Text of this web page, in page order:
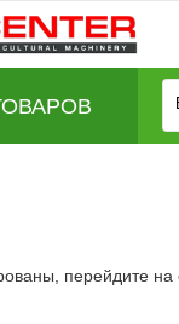
перейдите на